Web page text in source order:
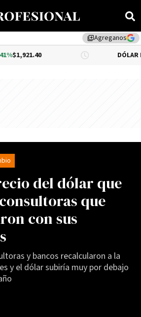
library_addAgreganos
DÓLAR BNA
del dólar que
que
con sus
y bancos recalcularon a la
y el dólar subiría muy por debajo